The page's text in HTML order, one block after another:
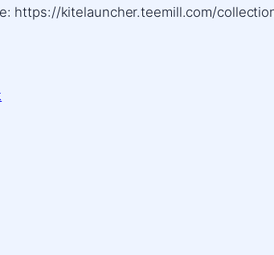
https://kitelauncher.teemill.com/